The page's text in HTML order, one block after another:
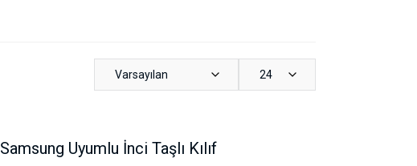
Varsayılan 24
Samsung Uyumlu İnci Taşlı Kılıf